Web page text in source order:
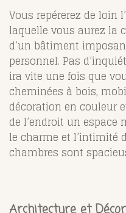
Vous repérerez de loin
laquelle vous aurez la
d’un bâtiment
personnel. Pas
ira vite une fois que
cheminées à bois,
décoration en couleur
de l’endroit un espace
le charme et l’intimité
chambres sont